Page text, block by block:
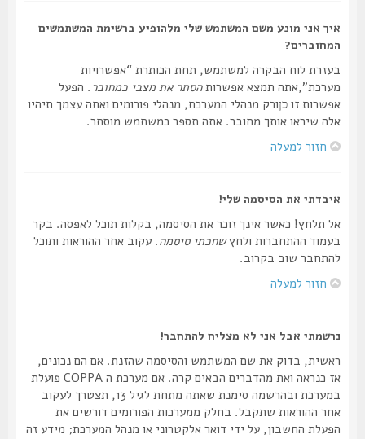
איך אני מונע משם המשתמש שלי מלהופיע ברשימת המשתמשים
המחוברים?
בעזרת לוח הבקרה למשתמש, תחת הכותרת “אפשרויות
מערכת”,אתה תמצא אפשרותהסתר את מצבי כמחובר. הפעל
אפשרות זוכןורק מנהלי המערכת, מנהלי פורומים ואתה עצמך תיהיו
אלה שיראו אותך מחובר. אתה תספר כמשתמש מוסתר.
חזור למעלה
איבדתי את הסיסמה שלי!
אל תלחץ! כאשר אינך זוכר את הסיסמה, בקלות תוכל לאפסה. בקר
בעמוד ההתחברות ולחץשחכתי סיסמה. עקוב אחר ההוראות ותוכל
להתחבר שוב בקרוב.
חזור למעלה
נרשמתי אבל אני לא מצליח להתחבר!
ראשית, בדוק את שם המשתמש והסיסמה שהזנת. אם הם נכונים,
אז כנראה ואת מהדברים הבאים קרה. אם מערכת ה COPPA פועלת
במערכת ובהרשמה סימנת שאתה מתחת לגיל 13, תצטרך לעקוב
אחר ההוראות שתקבל. בחלק ממערכות הפורומים דורשים את
הפעלת החשבון, על ידי דואר אלקטרוני או מנהל המערכת; מידע זה